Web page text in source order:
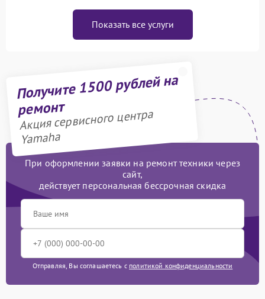
Показать все услуги
Получите 1500 рублей на
ремонт
Акция сервисного центра
Yamaha
При оформлении заявки на ремонт техники через
сайт,
действует персональная бессрочная скидка
Отправляя, Вы соглашаетесь с политикой конфиденциальности